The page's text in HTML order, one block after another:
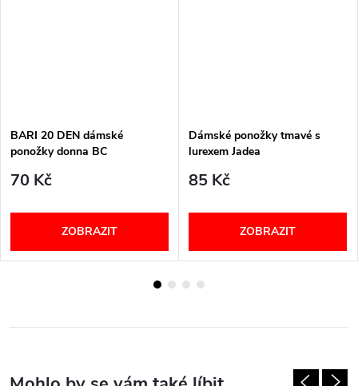
BARI 20 DEN dámské
ponožky donna BC
70 Kč
ZOBRAZIT
Dámské ponožky tmavé s
lurexem Jadea
85 Kč
ZOBRAZIT